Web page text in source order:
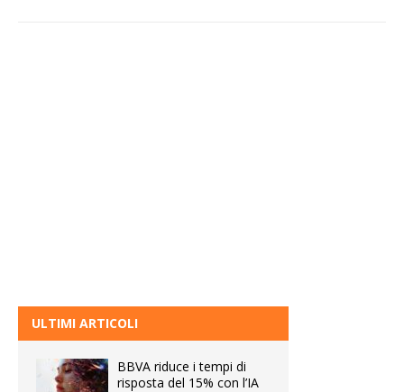
ULTIMI ARTICOLI
BBVA riduce i tempi di
risposta del 15% con l’IA